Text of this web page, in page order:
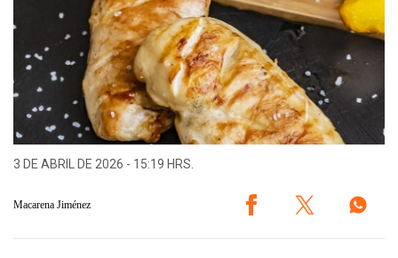
3 DE ABRIL DE 2026 - 15:19 HRS.
Macarena Jiménez